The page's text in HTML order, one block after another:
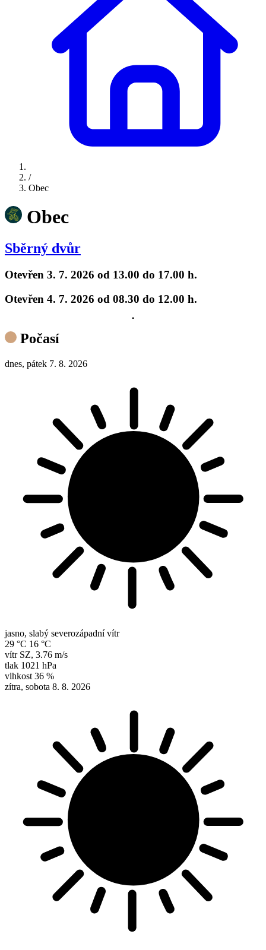
/
Obec
Obec
Sběrný dvůr
Otevřen 3. 7. 2026 od 13.00 do 17.00 h.
Otevřen 4. 7. 2026 od 08.30 do 12.00 h.
Počasí
dnes, pátek 7. 8. 2026
jasno, slabý severozápadní vítr
29 °C 16 °C
vítr SZ, 3.76 m/s
tlak 1021 hPa
vlhkost 36 %
zítra, sobota 8. 8. 2026